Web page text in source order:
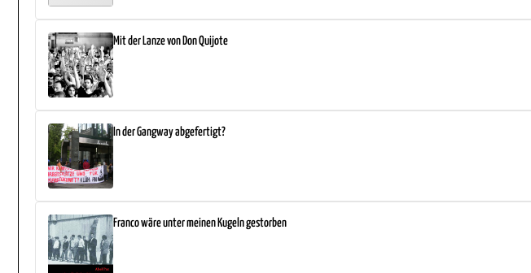
Mit der Lanze von Don Quijote
In der Gangway abgefertigt?
Franco wäre unter meinen Kugeln gestorben